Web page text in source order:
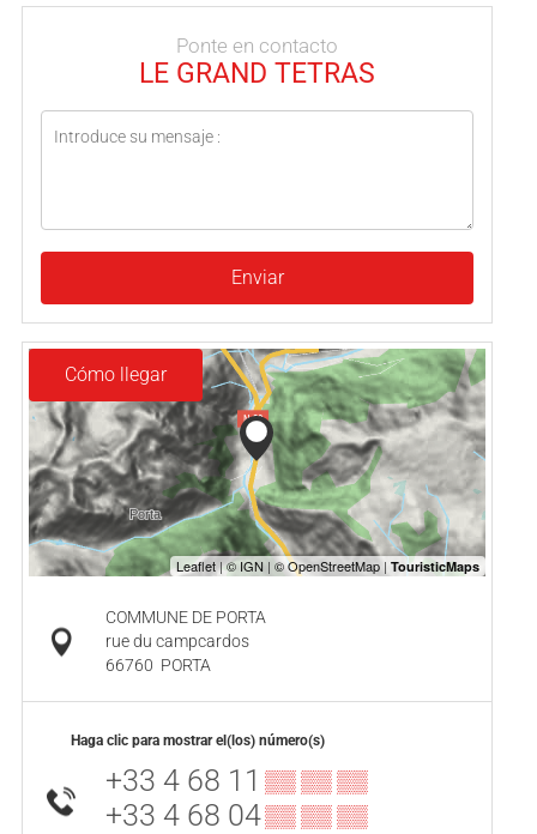
Ponte en contacto
LE GRAND TETRAS
Enviar
Cómo llegar
COMMUNE DE PORTA
rue du campcardos
66760 PORTA
Haga clic para mostrar el(los) número(s)
+33 4 68 11 ▒▒ ▒▒ ▒▒
+33 4 68 04▒▒ ▒▒ ▒▒